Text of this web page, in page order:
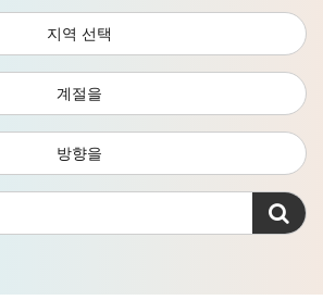
지역 선택
계절을
방향을